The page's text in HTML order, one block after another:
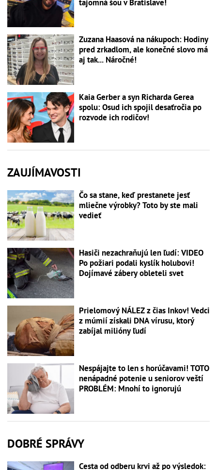
tajomná šou v Bratislave!
Zuzana Haasová na nákupoch: Hodiny
pred zrkadlom, ale konečné slovo má
aj tak... Náročné!
Kaia Gerber a syn Richarda Gerea
spolu: Osud ich spojil desaťročia po
rozvode ich rodičov!
ZAUJÍMAVOSTI
Čo sa stane, keď prestanete jesť
mliečne výrobky? Toto by ste mali
vedieť
Hasiči nezachraňujú len ľudí: VIDEO
Po požiari podali kyslík holubovi!
Dojímavé zábery obleteli svet
Prielomový NÁLEZ z čias Inkov! Vedci
z múmií získali DNA vírusu, ktorý
zabíjal milióny ľudí
Nespájajte to len s horúčavami! TOTO
nenápadné potenie u seniorov veští
PROBLÉM: Mnohí to ignorujú
DOBRÉ SPRÁVY
Cesta od odberu krvi až po výsledok: